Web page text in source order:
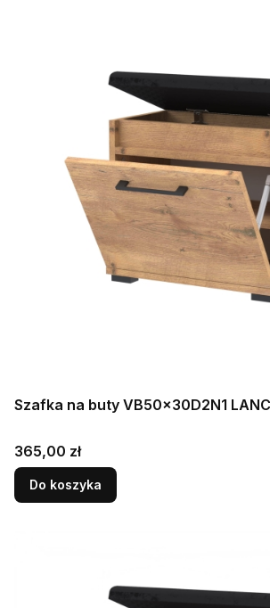
Szafka na buty VB50x30D2N1
Cena
365,00 zł
Do koszyka